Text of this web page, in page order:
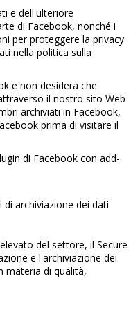
e dell'ulteriore
di Facebook, nonché i
per proteggere la privacy
nella politica sulla
e non desidera che
il nostro sito Web
archiviati in Facebook,
prima di visitare il
di Facebook con add-
archiviazione dei dati
del settore, il Secure
e l'archiviazione dei
materia di qualità,